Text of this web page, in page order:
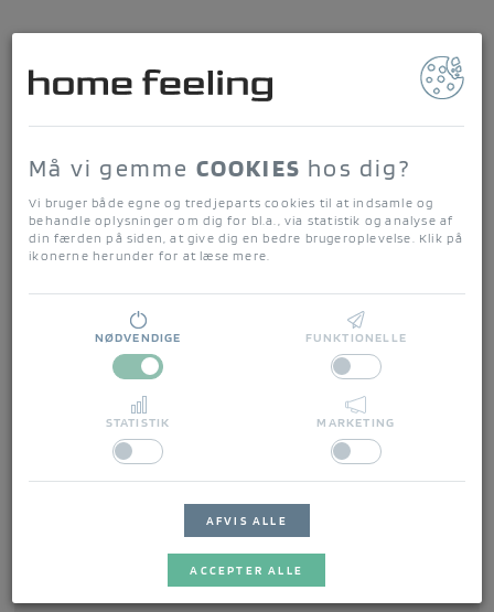
home feeling
Forside / Julegaveidéer / Gaveidé til børn / HAPPY Sengetøj All By Voss
Må vi gemme COOKIES hos dig?
Vi bruger både egne og tredjeparts cookies til at indsamle og
behandle oplysninger om dig for bl.a., via statistik og analyse af
din færden på siden, at give dig en bedre brugeroplevelse. Klik på
ikonerne herunder for at læse mere.
NØDVENDIGE FUNKTIONELLE
STATISTIK MARKETING
AFVIS ALLE
ACCEPTER ALLE